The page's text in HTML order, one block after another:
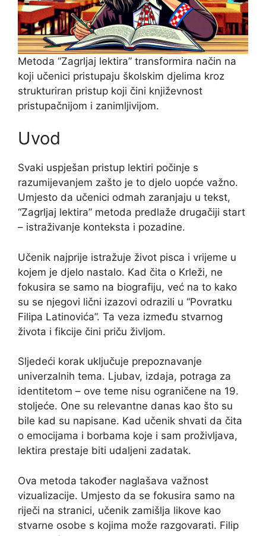
Metoda “Zagrljaj lektira” transformira način na
koji učenici pristupaju školskim djelima kroz
strukturiran pristup koji čini književnost
pristupačnijom i zanimljivijom.
Uvod
Svaki uspješan pristup lektiri počinje s
razumijevanjem zašto je to djelo uopće važno.
Umjesto da učenici odmah zaranjaju u tekst,
“Zagrljaj lektira” metoda predlaže drugačiji start
– istraživanje konteksta i pozadine.
Učenik najprije istražuje život pisca i vrijeme u
kojem je djelo nastalo. Kad čita o Krleži, ne
fokusira se samo na biografiju, već na to kako
su se njegovi lični izazovi odrazili u “Povratku
Filipa Latinovića”. Ta veza između stvarnog
života i fikcije čini priču življom.
Sljedeći korak uključuje prepoznavanje
univerzalnih tema. Ljubav, izdaja, potraga za
identitetom – ove teme nisu ograničene na 19.
stoljeće. One su relevantne danas kao što su
bile kad su napisane. Kad učenik shvati da čita
o emocijama i borbama koje i sam proživljava,
lektira prestaje biti udaljeni zadatak.
Ova metoda također naglašava važnost
vizualizacije. Umjesto da se fokusira samo na
riječi na stranici, učenik zamišlja likove kao
stvarne osobe s kojima može razgovarati. Filip